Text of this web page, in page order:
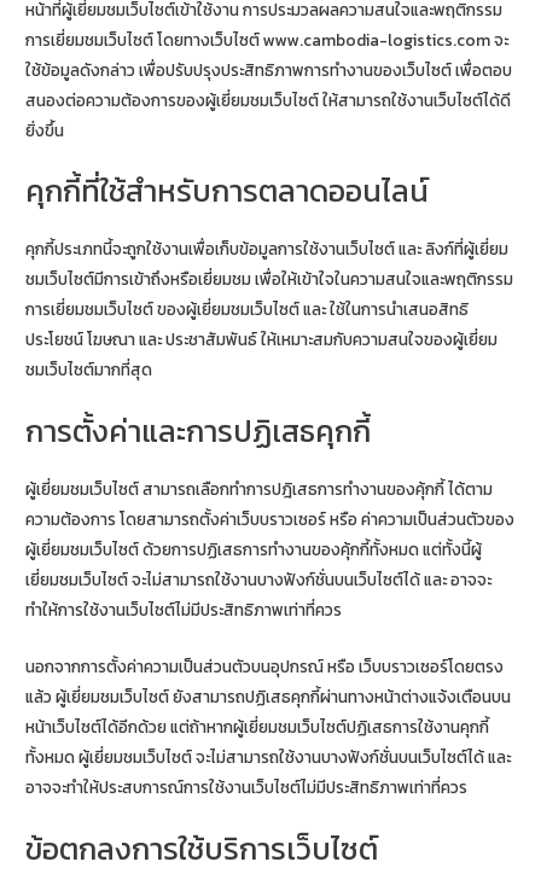
หน้าที่ผู้เยี่ยมชมเว็บไซต์เข้าใช้งาน การประมวลผลความสนใจและพฤติกรรม
การเยี่ยมชมเว็บไซต์ โดยทางเว็บไซต์ www.cambodia-logistics.com จะ
ใช้ข้อมูลดังกล่าว เพื่อปรับปรุงประสิทธิภาพการทำงานของเว็บไซต์ เพื่อตอบ
สนองต่อความต้องการของผู้เยี่ยมชมเว็บไซต์ ให้สามารถใช้งานเว็บไซต์ได้ดี
ยิ่งขึ้น
คุกกี้ที่ใช้สำหรับการตลาดออนไลน์
คุกกี้ประเภทนี้จะถูกใช้งานเพื่อเก็บข้อมูลการใช้งานเว็บไซต์ และ ลิงก์ที่ผู้เยี่ยม
ชมเว็บไซต์มีการเข้าถึงหรือเยี่ยมชม เพื่อให้เข้าใจในความสนใจและพฤติกรรม
การเยี่ยมชมเว็บไซต์ ของผู้เยี่ยมชมเว็บไซต์ และ ใช้ในการนำเสนอสิทธิ
ประโยชน์ โฆษณา และ ประชาสัมพันธ์ ให้เหมาะสมกับความสนใจของผู้เยี่ยม
ชมเว็บไซต์มากที่สุด
การตั้งค่าและการปฏิเสธคุกกี้
ผู้เยี่ยมชมเว็บไซต์ สามารถเลือกทำการปฎิเสธการทำงานของคุ้กกี้ ได้ตาม
ความต้องการ โดยสามารถตั้งค่าเว็บบราวเซอร์ หรือ ค่าความเป็นส่วนตัวของ
ผู้เยี่ยมชมเว็บไซต์ ด้วยการปฏิเสธการทำงานของคุ้กกี้ทั้งหมด แต่ทั้งนี้ผู้
เยี่ยมชมเว็บไซต์ จะไม่สามารถใช้งานบางฟังก์ชั่นบนเว็บไซต์ได้ และ อาจจะ
ทำให้การใช้งานเว็บไซต์ไม่มีประสิทธิภาพเท่าที่ควร
นอกจากการตั้งค่าความเป็นส่วนตัวบนอุปกรณ์ หรือ เว็บบราวเซอร์โดยตรง
แล้ว ผู้เยี่ยมชมเว็บไซต์ ยังสามารถปฏิเสธคุกกี้ผ่านทางหน้าต่างแจ้งเตือนบน
หน้าเว็บไซต์ได้อีกด้วย แต่ถ้าหากผู้เยี่ยมชมเว็บไซต์ปฏิเสธการใช้งานคุกกี้
ทั้งหมด ผู้เยี่ยมชมเว็บไซต์ จะไม่สามารถใช้งานบางฟังก์ชั่นบนเว็บไซต์ได้ และ
อาจจะทำให้ประสบการณ์การใช้งานเว็บไซต์ไม่มีประสิทธิภาพเท่าที่ควร
ข้อตกลงการใช้บริการเว็บไซต์